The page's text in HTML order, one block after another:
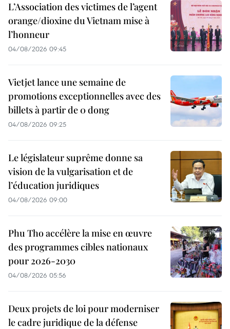
L’Association des victimes de l’agent
orange/dioxine du Vietnam mise à
l’honneur
04/08/2026 09:45
Vietjet lance une semaine de
promotions exceptionnelles avec des
billets à partir de 0 dong
04/08/2026 09:25
Le législateur suprême donne sa
vision de la vulgarisation et de
l’éducation juridiques
04/08/2026 09:00
Phu Tho accélère la mise en œuvre
des programmes cibles nationaux
pour 2026-2030
04/08/2026 05:56
Deux projets de loi pour moderniser
le cadre juridique de la défense